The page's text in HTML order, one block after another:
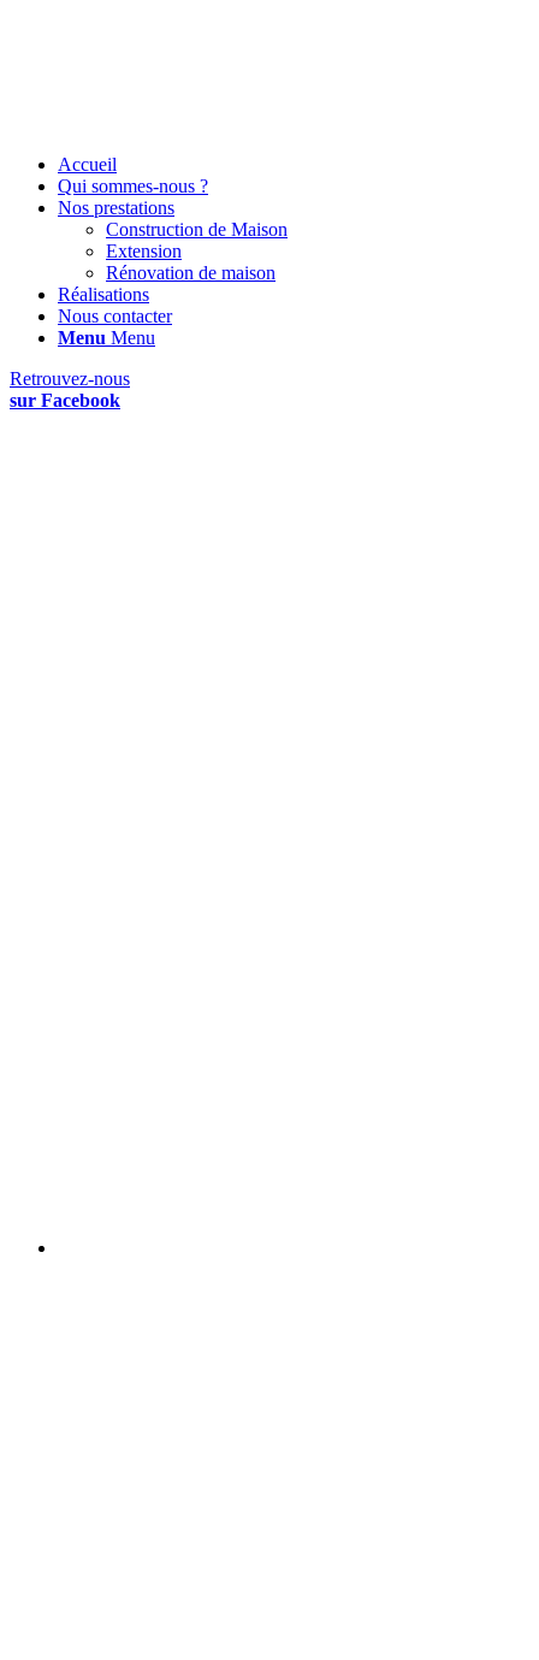
Accueil
Qui sommes-nous ?
Nos prestations
Construction de Maison
Extension
Rénovation de maison
Réalisations
Nous contacter
Menu Menu
Retrouvez-nous
sur Facebook